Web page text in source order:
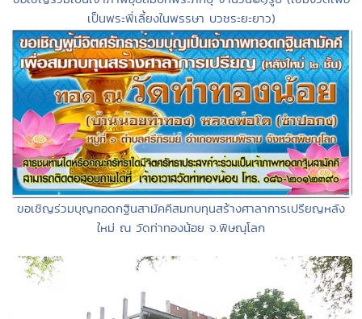
เป็นพระพี่เลี้ยงในพรรษา บวชระยะยาว)
ขอเชิญร่วมบุญทอดกฐินสามัคคีสมทบทุนสร้างศาลาการเปรียญหลัง
ใหม่ ณ วัดท่าทองน้อย จ.พิษณุโลก